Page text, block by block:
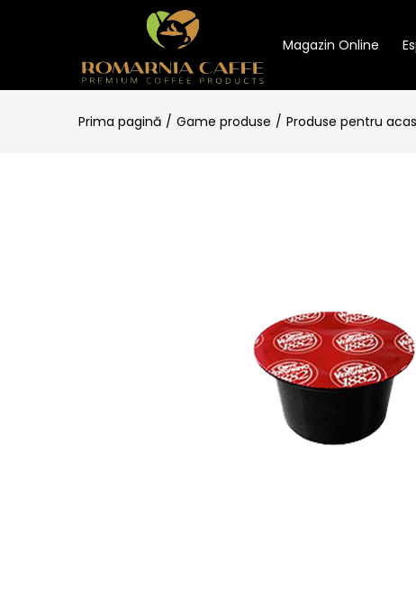
Magazin Online
Prima pagină Game produse Produse pentru